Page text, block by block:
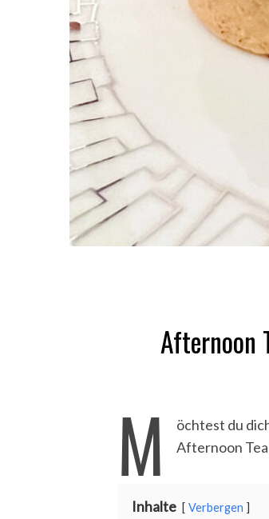
Afternoon
M
öchtest du
Afternoon
Inhalte Verbergen